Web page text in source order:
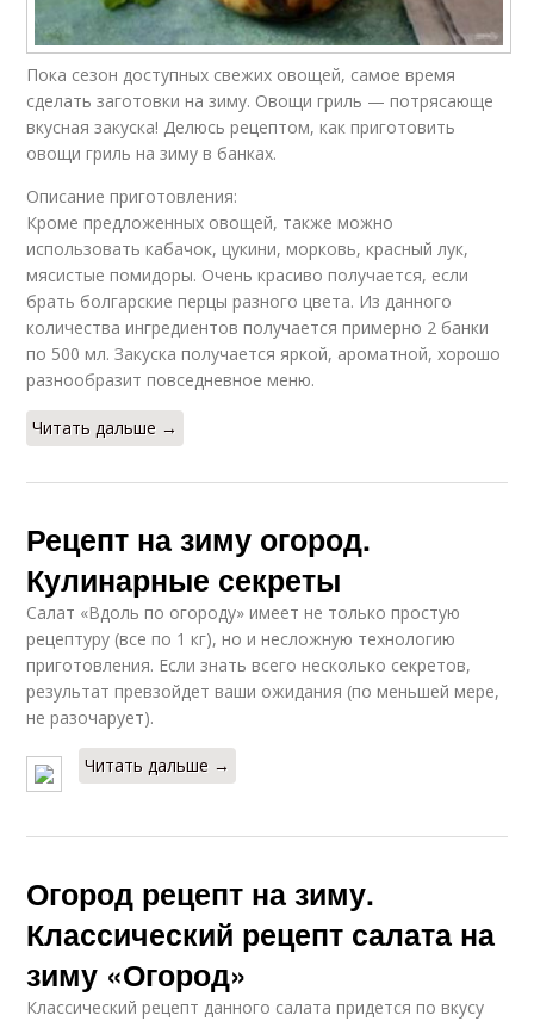
Пока сезон доступных свежих овощей, самое время
сделать заготовки на зиму. Овощи гриль — потрясающе
вкусная закуска! Делюсь рецептом, как приготовить
овощи гриль на зиму в банках.
Описание приготовления:
Кроме предложенных овощей, также можно
использовать кабачок, цукини, морковь, красный лук,
мясистые помидоры. Очень красиво получается, если
брать болгарские перцы разного цвета. Из данного
количества ингредиентов получается примерно 2 банки
по 500 мл. Закуска получается яркой, ароматной, хорошо
разнообразит повседневное меню.
Читать дальше →
Рецепт на зиму огород.
Кулинарные секреты
Салат «Вдоль по огороду» имеет не только простую
рецептуру (все по 1 кг), но и несложную технологию
приготовления. Если знать всего несколько секретов,
результат превзойдет ваши ожидания (по меньшей мере,
не разочарует).
Читать дальше →
Огород рецепт на зиму.
Классический рецепт салата на
зиму «Огород»
Классический рецепт данного салата придется по вкусу